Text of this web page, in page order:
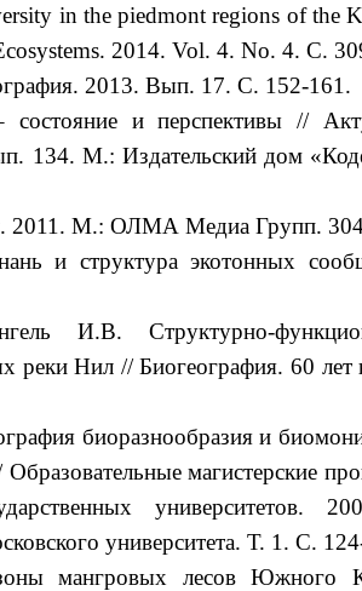
in the piedmont regions of the
2014. Vol. 4. No. 4. С.
2013. Вып. 17. C. 152-161.
и перспективы //
134. М.: Издательский дом
2011. М.: ОЛМА Медиа Групп.
и структура экотонных
И.В. Структурно-
реки Нил // Биогеография. 60 лет
биоразнообразия и
магистерские
университетов.
университета. Т. 1. С.
зоны мангровых лесов Южного